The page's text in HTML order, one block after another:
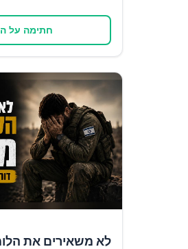
חתימה על
לא משאירים את